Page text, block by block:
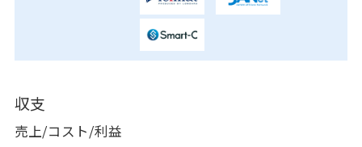
収支
売上/コスト/利益